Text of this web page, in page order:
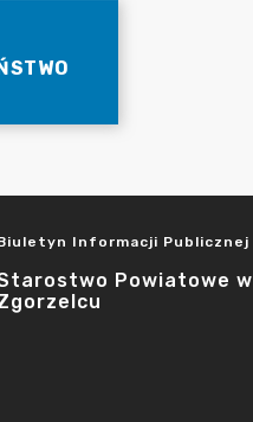
Informacji Publicznej
Powiatowe w